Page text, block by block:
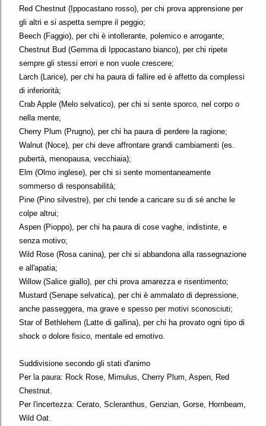
Red Chestnut (Ippocastano rosso), per chi prova apprensione per
gli altri e si aspetta sempre il peggio;
Beech (Faggio), per chi è intollerante, polemico e arrogante;
Chestnut Bud (Gemma di Ippocastano bianco), per chi ripete
sempre gli stessi errori e non vuole crescere;
Larch (Larice), per chi ha paura di fallire ed è affetto da complessi
di inferiorità;
Crab Apple (Melo selvatico), per chi si sente sporco, nel corpo o
nella mente;
Cherry Plum (Prugno), per chi ha paura di perdere la ragione;
Walnut (Noce), per chi deve affrontare grandi cambiamenti (es.
pubertà, menopausa, vecchiaia);
Elm (Olmo inglese), per chi si sente momentaneamente
sommerso di responsabilità;
Pine (Pino silvestre), per chi tende a caricare su di sé anche le
colpe altrui;
Aspen (Pioppo), per chi ha paura di cose vaghe, indistinte, e
senza motivo;
Wild Rose (Rosa canina), per chi si abbandona alla rassegnazione
e all'apatia;
Willow (Salice giallo), per chi prova amarezza e risentimento;
Mustard (Senape selvatica), per chi è ammalato di depressione,
anche passeggera, ma grave e spesso per motivi sconosciuti;
Star of Bethlehem (Latte di gallina), per chi ha provato ogni tipo di
shock o dolore fisico, mentale ed emotivo.
Suddivisione secondo gli stati d'animo
Per la paura: Rock Rose, Mimulus, Cherry Plum, Aspen, Red
Chestnut.
Per l'incertezza: Cerato, Scleranthus, Genzian, Gorse, Hornbeam,
Wild Oat.